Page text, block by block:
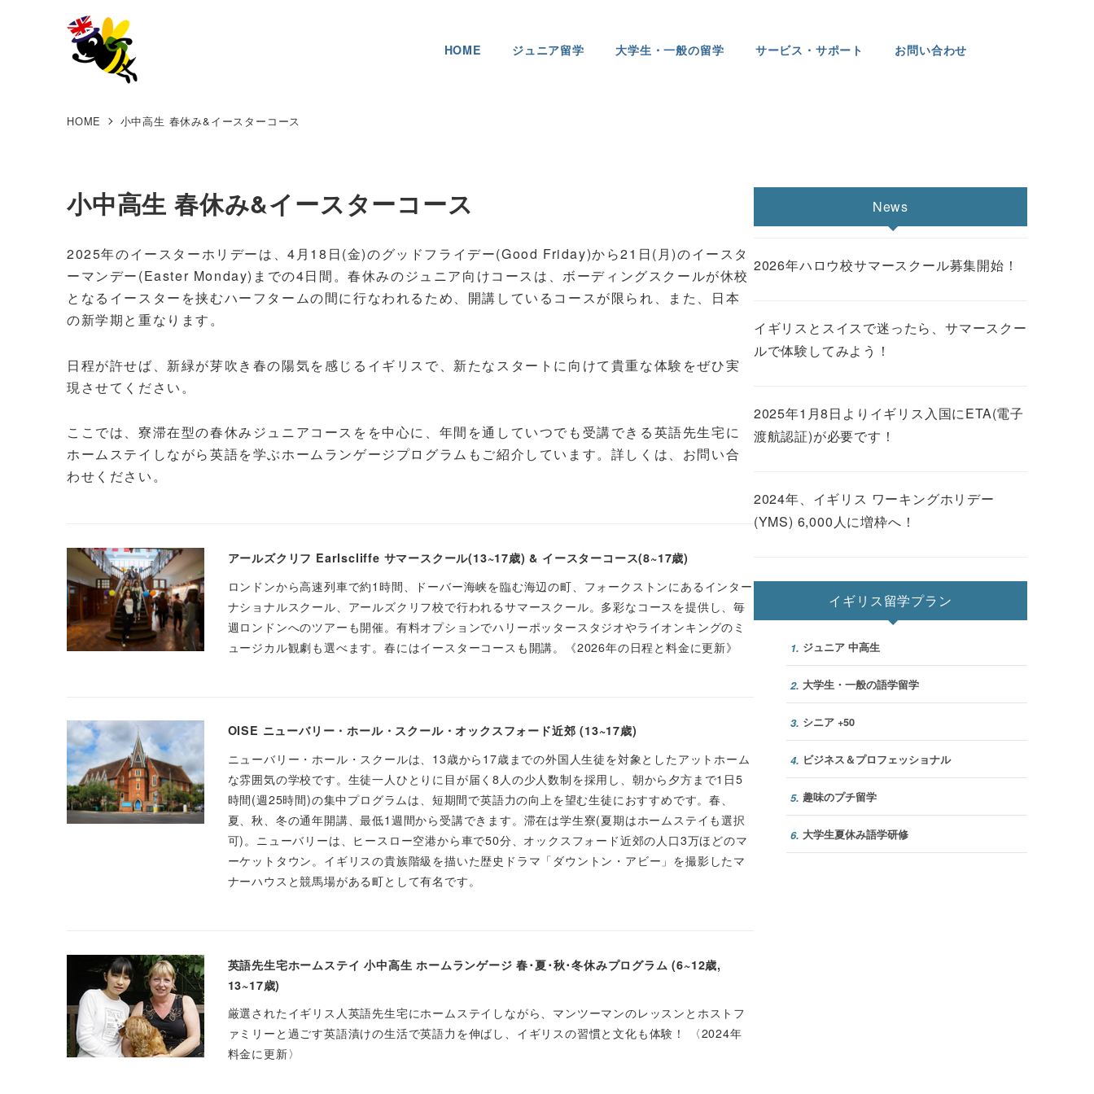
HOME ジュニア留学 大学生・一般の留学 サービス・サポート お問い合わせ
HOME 小中高生 春休み&イースターコース
小中高生 春休み&イースターコース
2025年のイースターホリデーは、4月18日(金)のグッドフライデー(Good Friday)から21日(月)のイースタ
ーマンデー(Easter Monday)までの4日間。春休みのジュニア向けコースは、ボーディングスクールが休校
となるイースターを挟むハーフタームの間に行なわれるため、開講しているコースが限られ、また、日本
の新学期と重なります。
日程が許せば、新緑が芽吹き春の陽気を感じるイギリスで、新たなスタートに向けて貴重な体験をぜひ実
現させてください。
ここでは、寮滞在型の春休みジュニアコースをを中心に、年間を通していつでも受講できる英語先生宅に
ホームステイしながら英語を学ぶホームランゲージプログラムもご紹介しています。詳しくは、お問い合
わせください。
アールズクリフ Earlscliffe サマースクール(13~17歳) & イースターコース(8~17歳)
ロンドンから高速列車で約1時間、ドーバー海峡を臨む海辺の町、フォークストンにあるインター
ナショナルスクール、アールズクリフ校で行われるサマースクール。多彩なコースを提供し、毎
週ロンドンへのツアーも開催。有料オプションでハリーポッタースタジオやライオンキングのミ
ュージカル観劇も選べます。春にはイースターコースも開講。《2026年の日程と料金に更新》
OISE ニューバリー・ホール・スクール・オックスフォード近郊 (13~17歳)
ニューバリー・ホール・スクールは、13歳から17歳までの外国人生徒を対象としたアットホーム
な雰囲気の学校です。生徒一人ひとりに目が届く8人の少人数制を採用し、朝から夕方まで1日5
時間(週25時間)の集中プログラムは、短期間で英語力の向上を望む生徒におすすめです。春、
夏、秋、冬の通年開講、最低1週間から受講できます。滞在は学生寮(夏期はホームステイも選択
可)。ニューバリーは、ヒースロー空港から車で50分、オックスフォード近郊の人口3万ほどのマ
ーケットタウン。イギリスの貴族階級を描いた歴史ドラマ「ダウントン・アビー」を撮影したマ
ナーハウスと競馬場がある町として有名です。
英語先生宅ホームステイ 小中高生 ホームランゲージ 春･夏･秋･冬休みプログラム (6~12歳,
13~17歳)
厳選されたイギリス人英語先生宅にホームステイしながら、マンツーマンのレッスンとホストフ
ァミリーと過ごす英語漬けの生活で英語力を伸ばし、イギリスの習慣と文化も体験！ 〈2024年
料金に更新〉
News
2026年ハロウ校サマースクール募集開始！
イギリスとスイスで迷ったら、サマースクー
ルで体験してみよう！
2025年1月8日よりイギリス入国にETA(電子
渡航認証)が必要です！
2024年、イギリス ワーキングホリデー
(YMS) 6,000人に増枠へ！
イギリス留学プラン
1. ジュニア 中高生
2. 大学生・一般の語学留学
3. シニア +50
4. ビジネス＆プロフェッショナル
5. 趣味のプチ留学
6. 大学生夏休み語学研修